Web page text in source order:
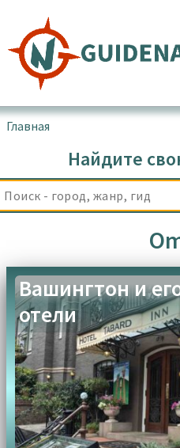
содержимому
Главная
Найдите
Вашингтон и
отели